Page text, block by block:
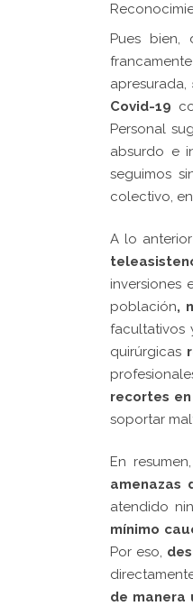
Pues bien,
apresurada,
Covid-19
Personal
absurdo e
seguimos
colectivo,
A lo
inversiones
población,
facultativos
quirúrgicas
recortes
soportar
En resumen,
amenazas
atendido
mínimo
Por eso,
de manera